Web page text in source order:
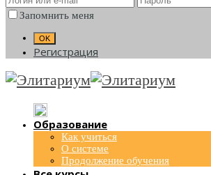
Запомнить меня
Регистрация
Образование
Как учиться
О системе
Продолжение обучения